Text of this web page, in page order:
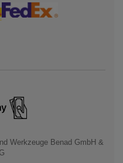
Werkzeuge Benad GmbH &